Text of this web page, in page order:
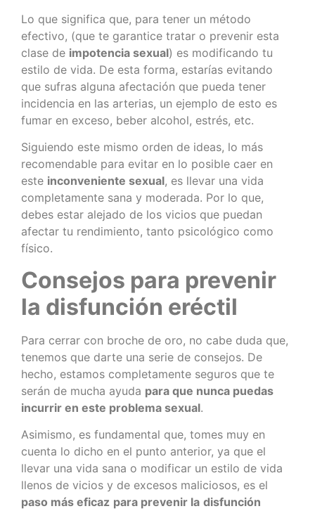
Lo que significa que, para tener un método
efectivo, (que te garantice tratar o prevenir esta
clase de impotencia sexual) es modificando tu
estilo de vida. De esta forma, estarías evitando
que sufras alguna afectación que pueda tener
incidencia en las arterias, un ejemplo de esto es
fumar en exceso, beber alcohol, estrés, etc.
Siguiendo este mismo orden de ideas, lo más
recomendable para evitar en lo posible caer en
este inconveniente sexual, es llevar una vida
completamente sana y moderada. Por lo que,
debes estar alejado de los vicios que puedan
afectar tu rendimiento, tanto psicológico como
físico.
Consejos para prevenir
la disfunción eréctil
Para cerrar con broche de oro, no cabe duda que,
tenemos que darte una serie de consejos. De
hecho, estamos completamente seguros que te
serán de mucha ayuda para que nunca puedas
incurrir en este problema sexual.
Asimismo, es fundamental que, tomes muy en
cuenta lo dicho en el punto anterior, ya que el
llevar una vida sana o modificar un estilo de vida
llenos de vicios y de excesos maliciosos, es el
paso más eficaz para prevenir la disfunción